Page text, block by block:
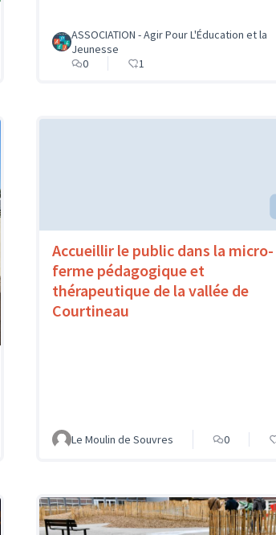
ASSOCIATION - Agir Pour L'Éducation et la
Jeunesse
0
1
Accueillir le public dans la micro-
ferme pédagogique et
thérapeutique de la vallée de
Courtineau
Le Moulin de Souvres 0